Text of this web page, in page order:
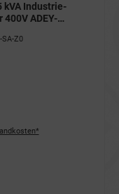
ADEY-
SA-Z0